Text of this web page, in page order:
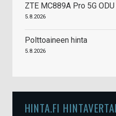
ZTE MC889A Pro 5G
5.8.2026
Polttoaineen hinta
5.8.2026
HINTA.FI